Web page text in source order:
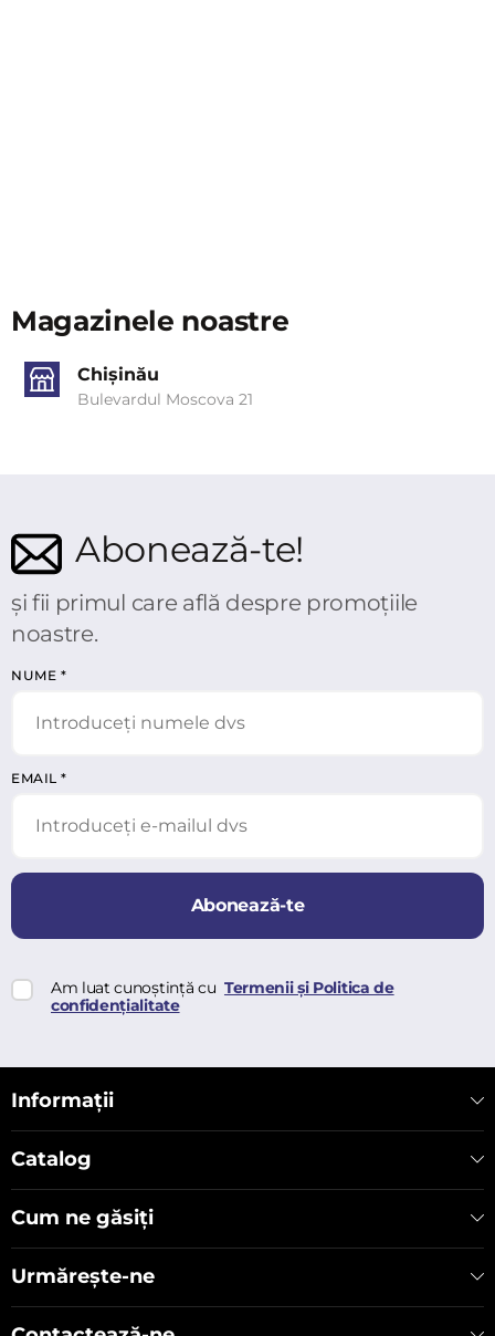
Magazinele noastre
Chișinău
Bulevardul Moscova 21
Abonează-te!
și fii primul care află despre promoțiile
noastre.
NUME *
EMAIL *
Abonează-te
Am luat cunoștință cu Termenii și Politica de
confidențialitate
Informații
Catalog
Cum ne găsiți
Urmărește-ne